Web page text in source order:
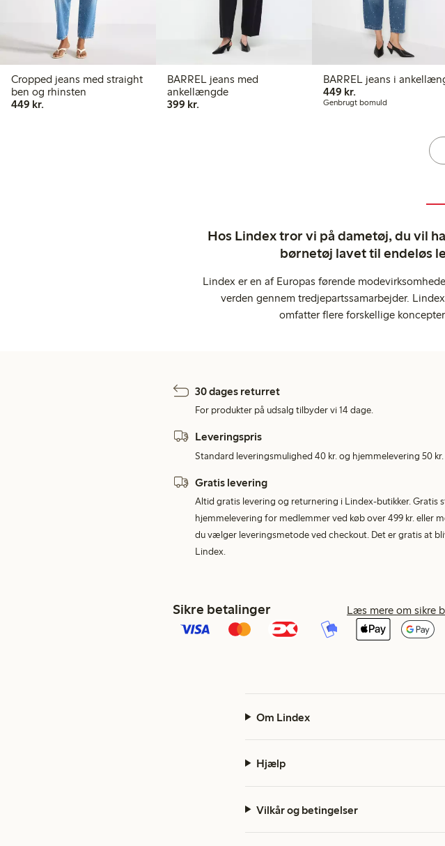
Cropped jeans med straight
ben og rhinsten
449 kr.
BARREL jeans med
ankellængde
399 kr.
BARREL jeans i
449 kr.
Genbrugt bomuld
Hos Lindex tror vi på dametøj, du vil
børnetøj lavet til endeløs
Lindex er en af Europas førende
verden gennem tredjepartssamarbejder.
omfatter flere forskellige
30 dages returret
For produkter på udsalg tilbyder vi 14 dage.
Leveringspris
Standard leveringsmulighed 40 kr. og hjemmelevering 50 kr.
Gratis levering
Altid gratis levering og returnering i Lindex-butikker. Gratis
hjemmelevering for medlemmer ved køb over 499 kr. eller
du vælger leveringsmetode ved checkout. Det er gratis at
Lindex.
Sikre betalinger Læs mere om sikre
Om Lindex
Hjælp
Vilkår og betingelser